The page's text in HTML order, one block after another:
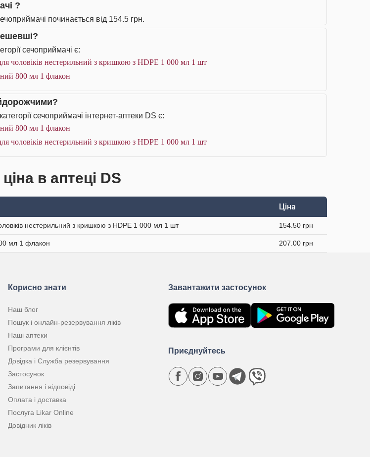
?
починається від 154.5 грн.
сечоприймачі є:
чоловіків нестерильний з кришкою з HDPE 1 000 мл 1 шт
800 мл 1 флакон
сечоприймачі інтернет-аптеки DS є:
800 мл 1 флакон
чоловіків нестерильний з кришкою з HDPE 1 000 мл 1 шт
в аптеці DS
Ціна
нестерильний з кришкою з HDPE 1 000 мл 1 шт 154.50 грн
мл 1 флакон 207.00 грн
Корисно знати
Наш блог
Пошук і онлайн-резервування ліків
Наші аптеки
Програми для клієнтів
Довідка і Служба резервування
Застосунок
Запитання і відповіді
Оплата і доставка
Послуга Likar Online
Довідник ліків
Завантажити застосунок
Приєднуйтесь